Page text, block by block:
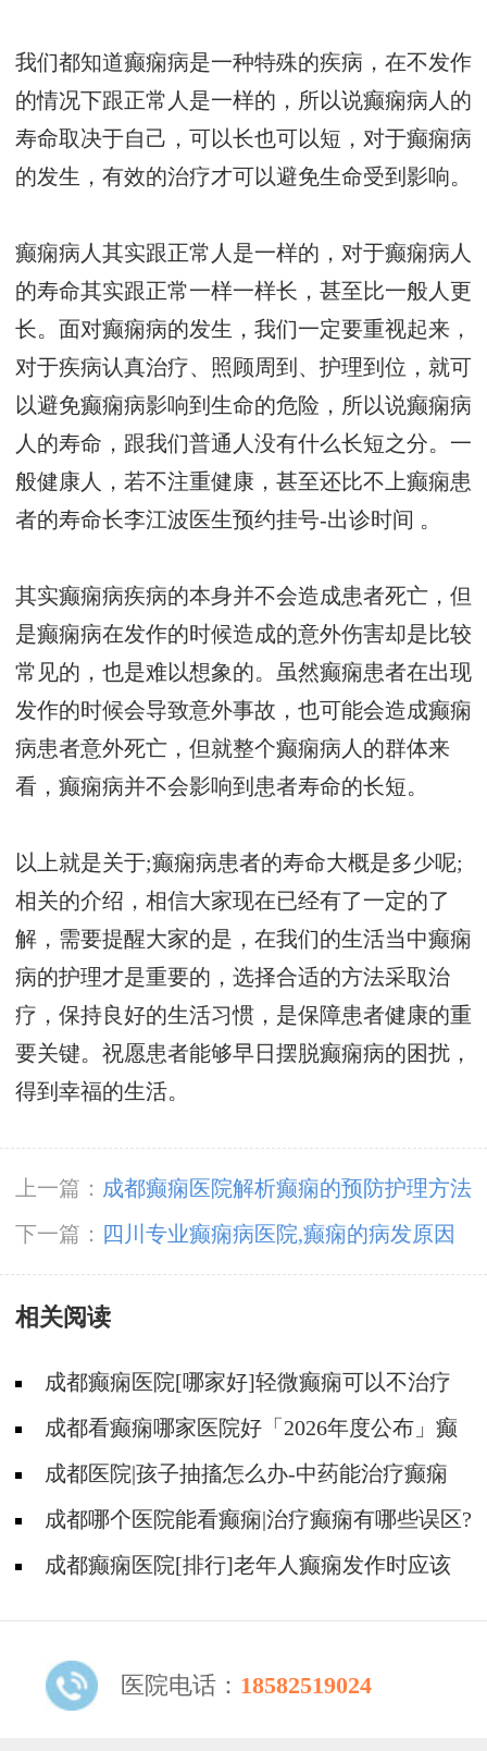
我们都知道癫痫病是一种特殊的疾病，在不发作
的情况下跟正常人是一样的，所以说癫痫病人的
寿命取决于自己，可以长也可以短，对于癫痫病
的发生，有效的治疗才可以避免生命受到影响。
癫痫病人其实跟正常人是一样的，对于癫痫病人
的寿命其实跟正常一样一样长，甚至比一般人更
长。面对癫痫病的发生，我们一定要重视起来，
对于疾病认真治疗、照顾周到、护理到位，就可
以避免癫痫病影响到生命的危险，所以说癫痫病
人的寿命，跟我们普通人没有什么长短之分。一
般健康人，若不注重健康，甚至还比不上癫痫患
者的寿命长李江波医生预约挂号-出诊时间 。
其实癫痫病疾病的本身并不会造成患者死亡，但
是癫痫病在发作的时候造成的意外伤害却是比较
常见的，也是难以想象的。虽然癫痫患者在出现
发作的时候会导致意外事故，也可能会造成癫痫
病患者意外死亡，但就整个癫痫病人的群体来
看，癫痫病并不会影响到患者寿命的长短。
以上就是关于;癫痫病患者的寿命大概是多少呢;
相关的介绍，相信大家现在已经有了一定的了
解，需要提醒大家的是，在我们的生活当中癫痫
病的护理才是重要的，选择合适的方法采取治
疗，保持良好的生活习惯，是保障患者健康的重
要关键。祝愿患者能够早日摆脱癫痫病的困扰，
得到幸福的生活。
上一篇： 成都癫痫医院解析癫痫的预防护理方法
有哪些?
下一篇：
四川专业癫痫病医院,癫痫的病发原因
有哪些?
相关阅读
成都癫痫医院[哪家好]轻微癫痫可以不治疗
吗?成都看癫痫哪家医院好「2026年度公布」癫
痫发作时要做什么?
成都医院|孩子抽搐怎么办-中药能治疗癫痫
吗?成都哪个医院能看癫痫|治疗癫痫有哪些误区?
成都癫痫医院[排行]老年人癫痫发作时应该
医院电话： 18582519024